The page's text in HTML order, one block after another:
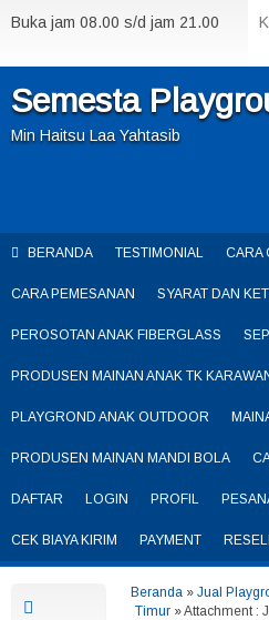
Buka jam 08.00 s/d jam 21.00
Semesta
Min Haitsu Laa Yahtasib
BERANDA TESTIMONIAL CARA
CARA PEMESANAN SYARAT DAN
PEROSOTAN ANAK FIBERGLASS
PRODUSEN MAINAN ANAK TK
PLAYGROND ANAK OUTDOOR
PRODUSEN MAINAN MANDI BOLA
DAFTAR LOGIN PROFIL
CEK BIAYA KIRIM PAYMENT
Beranda »Jual
Timur» Attachment :